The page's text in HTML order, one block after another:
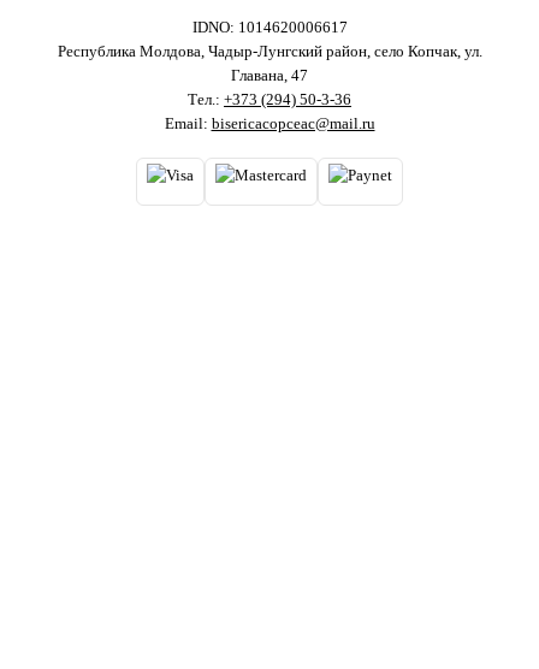
IDNO: 1014620006617
Республика Молдова, Чадыр-Лунгский район, село Копчак, ул.
Главана, 47
Тел.: +373 (294) 50-3-36
Email: bisericacopceac@mail.ru